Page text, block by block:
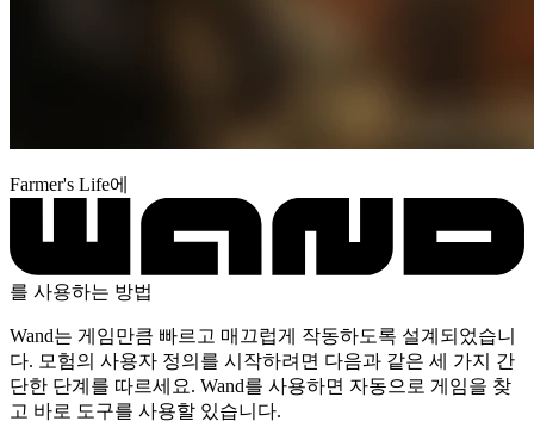
Farmer's Life에
를 사용하는 방법
Wand는 게임만큼 빠르고 매끄럽게 작동하도록 설계되었습니
다. 모험의 사용자 정의를 시작하려면 다음과 같은 세 가지 간
단한 단계를 따르세요. Wand를 사용하면 자동으로 게임을 찾
고 바로 도구를 사용할 있습니다.